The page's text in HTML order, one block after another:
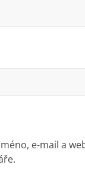
e-mail a